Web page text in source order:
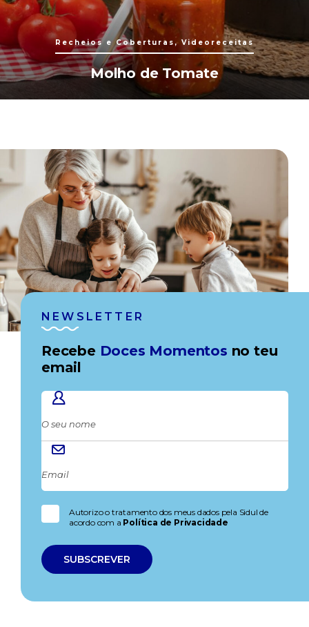
Recheios e Coberturas, Videoreceitas
Molho de Tomate
NEWSLETTER
Recebe Doces Momentos no teu
email
Autorizo o tratamento dos meus dados pela Sidul de
acordo com a Política de Privacidade